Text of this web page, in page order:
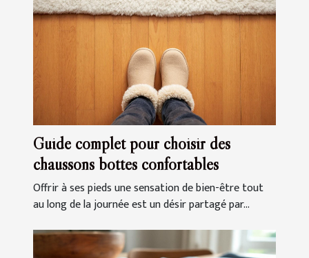
Guide complet pour choisir des
chaussons bottes confortables
Offrir à ses pieds une sensation de bien-être tout
au long de la journée est un désir partagé par...